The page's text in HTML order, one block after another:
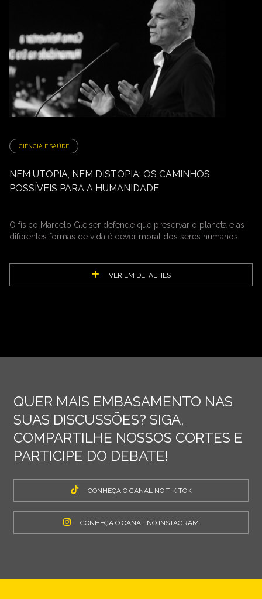
CIÊNCIA E SAÚDE
NEM UTOPIA, NEM DISTOPIA: OS CAMINHOS
POSSÍVEIS PARA A HUMANIDADE
O físico Marcelo Gleiser defende que preservar o planeta e as
diferentes formas de vida é dever moral dos seres humanos
VER EM DETALHES
QUER MAIS EMBASAMENTO NAS
SUAS DISCUSSÕES? SIGA,
COMPARTILHE NOSSOS CORTES E
PARTICIPE DO DEBATE!
CONHEÇA O CANAL NO TIK TOK
CONHEÇA O CANAL NO INSTAGRAM